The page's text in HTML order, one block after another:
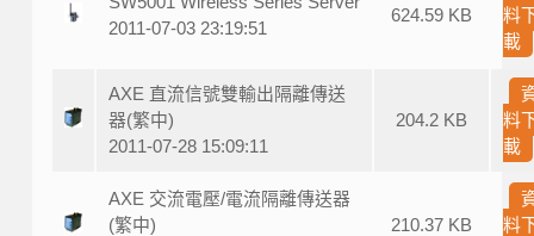
2011-07-03 23:19:51
624.59 KB
料
載
AXE 直流信號雙輸出隔離傳送
器(繁中)
2011-07-28 15:09:11
204.2 KB
料
載
AXE 交流電壓/電流隔離傳送器
(繁中)
210.37 KB
料